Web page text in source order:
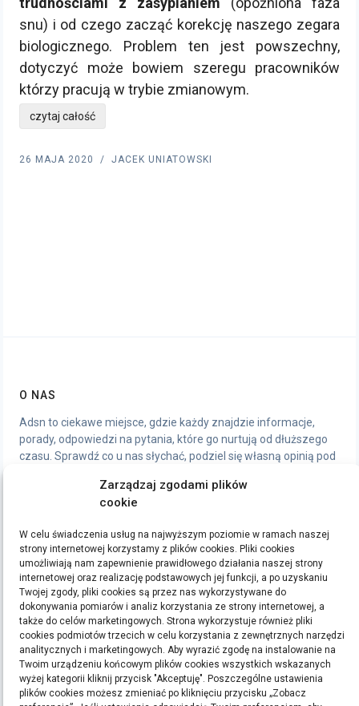
Zarządzaj zgodami plików
cookie
W celu świadczenia usług na najwyższym poziomie w ramach naszej
strony internetowej korzystamy z plików cookies. Pliki cookies
umożliwiają nam zapewnienie prawidłowego działania naszej strony
internetowej oraz realizację podstawowych jej funkcji, a po uzyskaniu
Twojej zgody, pliki cookies są przez nas wykorzystywane do
dokonywania pomiarów i analiz korzystania ze strony internetowej, a
także do celów marketingowych. Strona wykorzystuje również pliki
cookies podmiotów trzecich w celu korzystania z zewnętrznych narzędzi
analitycznych i marketingowych. Aby wyrazić zgodę na instalowanie na
Twoim urządzeniu końcowym plików cookies wszystkich wskazanych
wyżej kategorii kliknij przycisk "Akceptuję". Poszczególne ustawienia
plików cookies możesz zmieniać po kliknięciu przycisku „Zobacz
snu) i od czego zacząć korekcję naszego zegara
biologicznego. Problem ten jest powszechny,
dotyczyć może bowiem szeregu pracowników
którzy pracują w trybie zmianowym.
czytaj całość
26 MAJA 2020 JACEK UNIATOWSKI
O NAS
Adsn to ciekawe miejsce, gdzie każdy znajdzie informacje,
porady, odpowiedzi na pytania, które go nurtują od dłuższego
czasu. Sprawdź co u nas słychać, podziel się własną opinią pod
Polityka Prywatności
ETYKIETY
bieganie filmy handmade kredyt kredyty moda pomysły na prezent ręcznie
robione zakładki do książek rękodzieło sen sklep z rękodziełem sport ubrania
Szukaj: